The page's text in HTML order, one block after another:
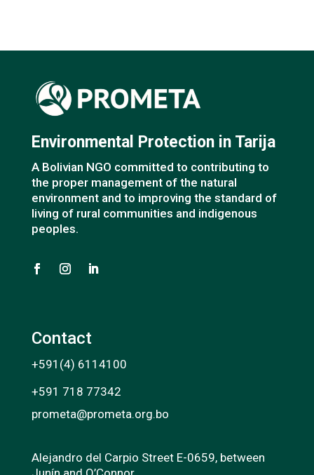
Environmental Protection in Tarija
A Bolivian NGO committed to contributing to
the proper management of the natural
environment and to improving the standard of
living of rural communities and indigenous
peoples.
Contact
+591(4) 6114100
+591 718 77342
prometa@prometa.org.bo
Alejandro del Carpio Street E-0659, between